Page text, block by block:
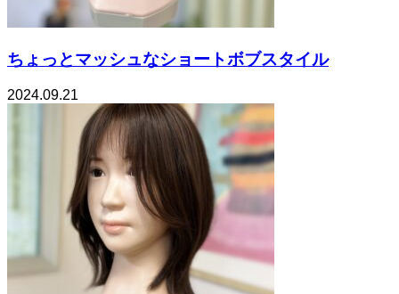
ちょっとマッシュなショートボブスタイル
2024.09.21